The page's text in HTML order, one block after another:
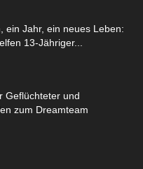
ein Jahr, ein neues Leben:
13-Jähriger...
Geflüchteter und
zum Dreamteam